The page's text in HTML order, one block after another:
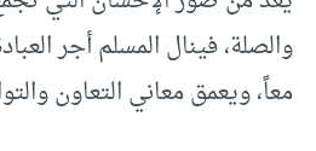
والصلة، فينال المسلم أجر
معاً، ويعمق معاني التعاون